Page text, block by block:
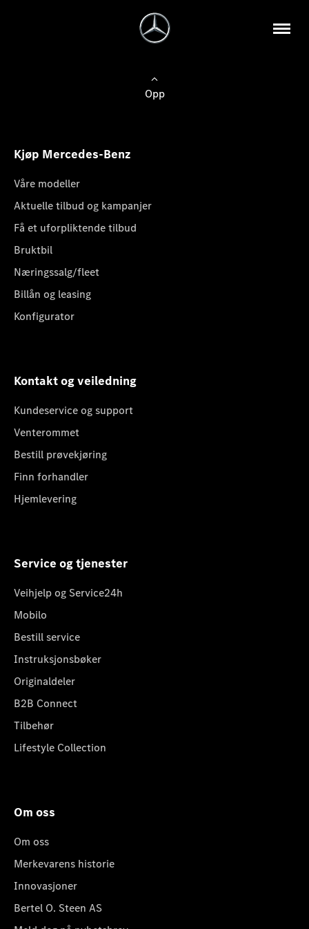
Opp
Kjøp Mercedes-Benz
Våre modeller
Aktuelle tilbud og kampanjer
Få et uforpliktende tilbud
Bruktbil
Næringssalg/fleet
Billån og leasing
Konfigurator
Kontakt og veiledning
Kundeservice og support
Venterommet
Bestill prøvekjøring
Finn forhandler
Hjemlevering
Service og tjenester
Veihjelp og Service24h
Mobilo
Bestill service
Instruksjonsbøker
Originaldeler
B2B Connect
Tilbehør
Lifestyle Collection
Om oss
Om oss
Merkevarens historie
Innovasjoner
Bertel O. Steen AS